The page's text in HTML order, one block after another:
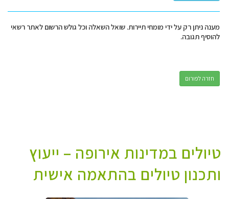
מענה ניתן רק על ידי מומחי תיירות. שואל השאלה וכל גולש הרשום לאתר רשאי
להוסיף תגובה.
חזרה לפורום
טיולים במדינות אירופה – ייעוץ
ותכנון טיולים בהתאמה אישית